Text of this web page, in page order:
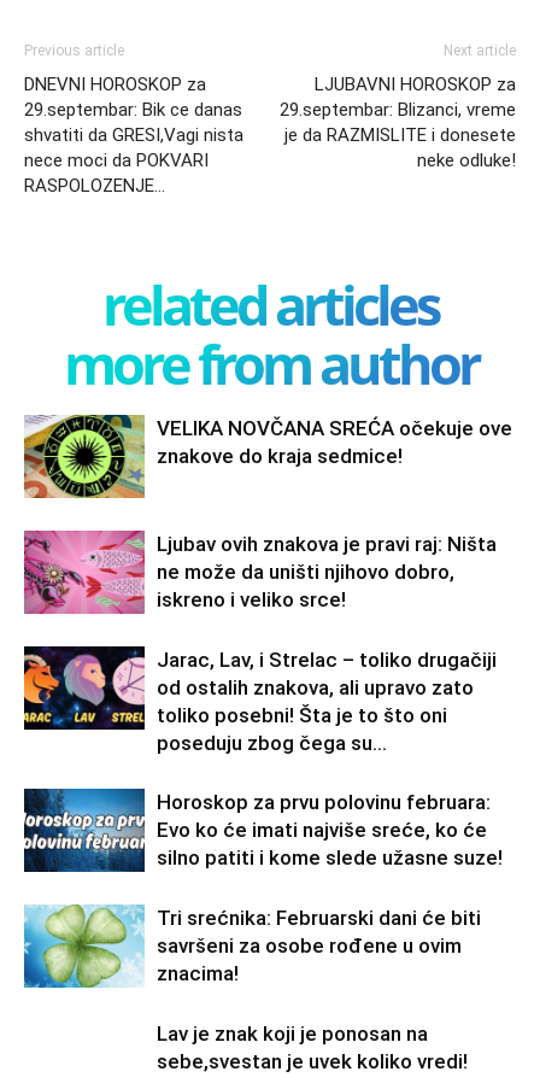
Previous article
DNEVNI HOROSKOP za
29.septembar: Bik ce danas
shvatiti da GRESI,Vagi nista
nece moci da POKVARI
RASPOLOZENJE…
Next article
LJUBAVNI HOROSKOP za
29.septembar: Blizanci, vreme
je da RAZMISLITE i donesete
neke odluke!
related articles
more from author
VELIKA NOVČANA SREĆA očekuje ove
znakove do kraja sedmice!
Ljubav ovih znakova je pravi raj: Ništa
ne može da uništi njihovo dobro,
iskreno i veliko srce!
Jarac, Lav, i Strelac – toliko drugačiji
od ostalih znakova, ali upravo zato
toliko posebni! Šta je to što oni
poseduju zbog čega su...
Horoskop za prvu polovinu februara:
Evo ko će imati najviše sreće, ko će
silno patiti i kome slede užasne suze!
Tri srećnika: Februarski dani će biti
savršeni za osobe rođene u ovim
znacima!
Lav je znak koji je ponosan na
sebe,svestan je uvek koliko vredi!